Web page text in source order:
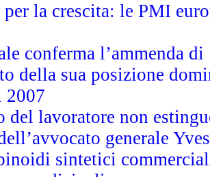
per la crescita: le PMI
conferma l’ammenda
della sua posizione
2007
del lavoratore non
generale
sintetici